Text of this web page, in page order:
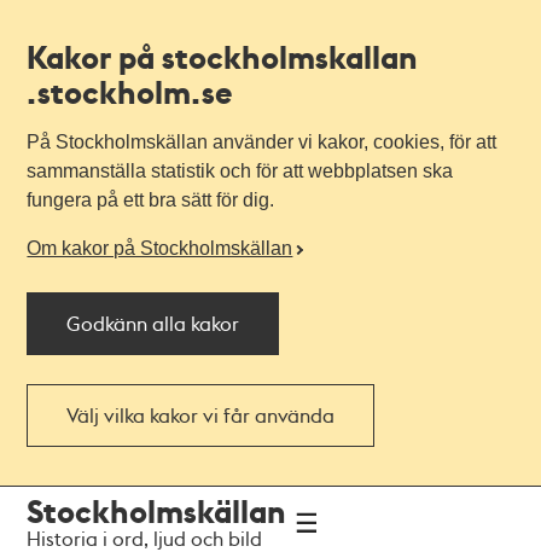
Kakor på stockholmskallan
.stockholm.se
På Stockholmskällan använder vi kakor, cookies, för att
sammanställa statistik och för att webbplatsen ska
fungera på ett bra sätt för dig.
Om kakor på Stockholmskällan
Godkänn alla kakor
Välj vilka kakor vi får använda
navigationen
huvudinnehållet
Stockholmskällan
Historia i ord, ljud och bild